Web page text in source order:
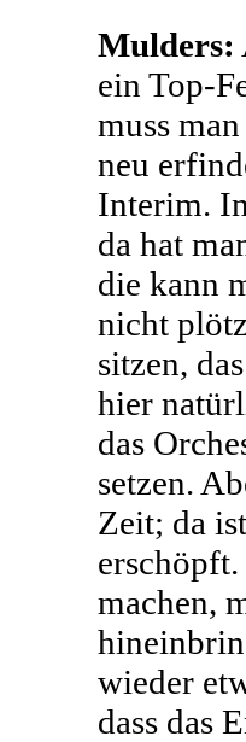
Mulders:
ein Top-
muss
neu
Interim.
da hat
die kann
nicht
sitzen,
hier
das
setzen.
Zeit; da
machen,
wieder
dass das